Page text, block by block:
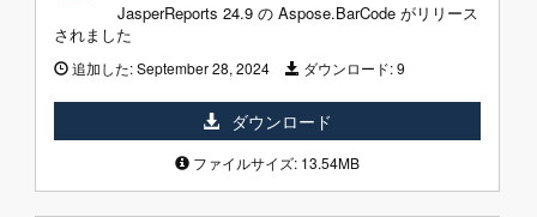
JasperReports 24.9 の Aspose.BarCode がリリース
されました
追加した:September 28, 2024 ダウンロード:9
ダウンロード
ファイルサイズ: 13.54MB